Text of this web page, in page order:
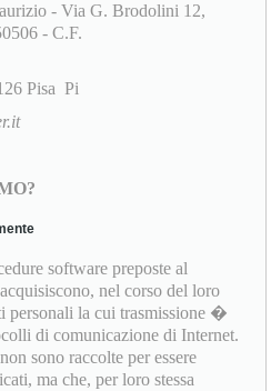
- Via G. Brodolini 12,
- C.F.
Pisa Pi
software preposte al
nel corso del loro
personali la cui trasmissione �
di comunicazione di Internet.
sono raccolte per essere
ma che, per loro stessa